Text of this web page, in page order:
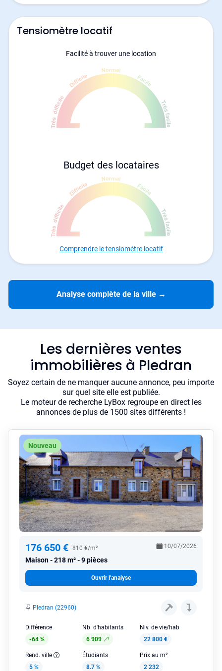
Tensiomètre locatif
Facilité à trouver une location
Budget des locataires
Comprendre le tensiomètre locatif
Analyse complète de la ville →
Les dernières ventes
immobilières à Pledran
Soyez certain de ne manquer aucune annonce, peu importe
sur quel site elle est publiée.
Le moteur de recherche LyBox regroupe en direct les
annonces de plus de 1500 sites différents !
Nouveau
176 650 € 810 €/m²
Maison 218 m² - 9 pièces
10/07/2026
Ouvrir l'analyse
Pledran (22960)
Différence
-64 %
Nb. d'habitants
6 909
Niv. de vie/hab
22 800 €
Rend. ville
5 %
Étudiants
8.7 %
Prix au m²
2 232